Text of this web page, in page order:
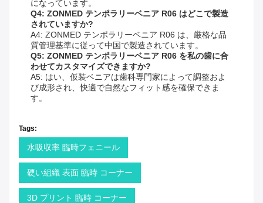
になっています。
Q4: ZONMED テンポラリーベニア R06 はどこで製造
されていますか?
A4: ZONMED テンポラリーベニア R06 は、厳格な品
質管理基準に従って中国で製造されています。
Q5: ZONMED テンポラリーベニア R06 を私の歯に合
わせてカスタマイズできますか?
A5: はい、仮装ベニアは歯科専門家によって調整およ
び成形され、快適で自然なフィット感を確保できま
す。
Tags:
水吸収率 臨時フェニール
硬い組織 表面 臨時 コーナー
3D プリント 臨時 コーナー